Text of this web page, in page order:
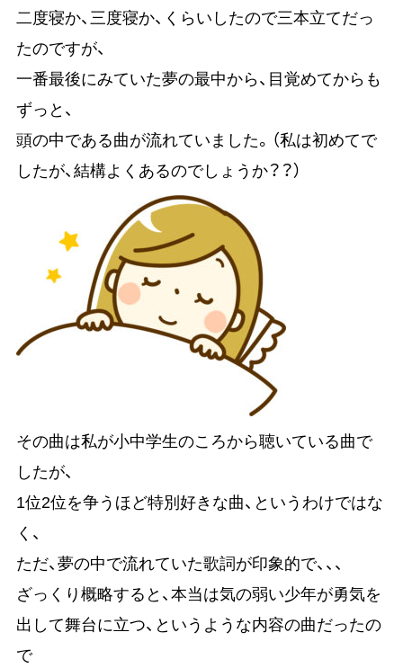
二度寝か、三度寝か、くらいしたので三本立てだっ
たのですが、
一番最後にみていた夢の最中から、目覚めてからも
ずっと、
頭の中である曲が流れていました。（私は初めてで
したが、結構よくあるのでしょうか？？）
その曲は私が小中学生のころから聴いている曲で
したが、
1位2位を争うほど特別好きな曲、というわけではな
く、
ただ、夢の中で流れていた歌詞が印象的で、、、
ざっくり概略すると、本当は気の弱い少年が勇気を
出して舞台に立つ、というような内容の曲だったの
で